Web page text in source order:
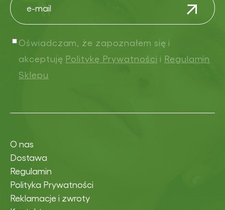
Oświadczam, że zapoznałem się i
akceptuję Politykę Prywatności i Regulamin
Sklepu
O nas
Dostawa
Regulamin
Polityka Prywatności
Reklamacje i zwroty